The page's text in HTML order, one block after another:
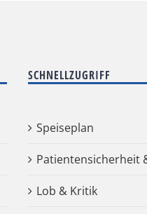
SCHNELLZUGRIFF
Speiseplan
Patientensicherheit
Lob & Kritik